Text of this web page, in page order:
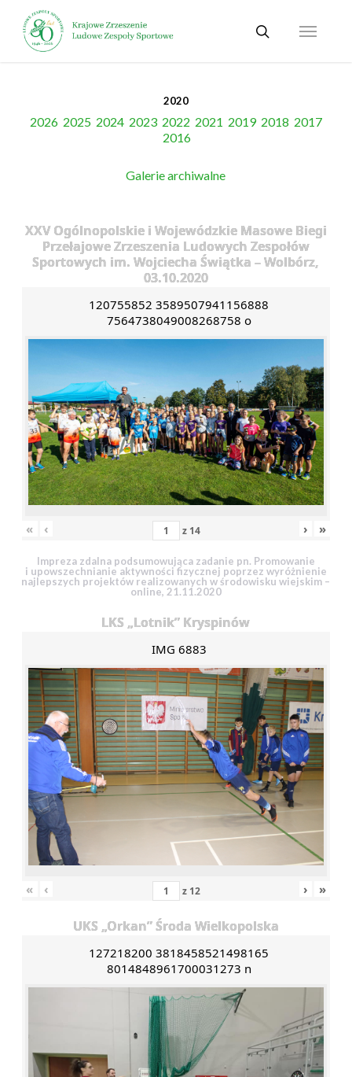
main
content
search
Menu
2020
2026 2025 2024 2023 2022 2021 2019 2018 2017
2016
Galerie archiwalne
XXV Ogólnopolskie i Wojewódzkie Masowe Biegi
Przełajowe Zrzeszenia Ludowych Zespołów
Sportowych im. Wojciecha Świątka – Wolbórz,
03.10.2020
120755852 3589507941156888
7564738049008268758 o
« ‹ z 14 › »
Impreza zdalna podsumowująca zadanie pn. Promowanie
i upowszechnianie aktywności fizycznej poprzez wyróżnienie
najlepszych projektów realizowanych w środowisku wiejskim –
online, 21.11.2020
LKS „Lotnik” Kryspinów
IMG 6883
« ‹ z 12 › »
UKS „Orkan” Środa Wielkopolska
127218200 3818458521498165
8014848961700031273 n